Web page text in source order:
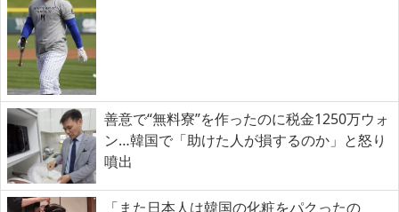
善意で“無料寮”を作ったのに税金1250万ウォ
ン…韓国で「助けた人が損するのか」と怒り
噴出
「また日本人は韓国の化粧をパクったの